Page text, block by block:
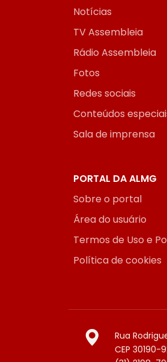
Notícias
TV Assembleia
Rádio Assembleia
Fotos
Redes sociais
Conteúdos
Sala de imprensa
PORTAL DA ALMG
Sobre o portal
Área do usuário
Termos de Uso e
Política de cookies
Rua
CEP 30190-